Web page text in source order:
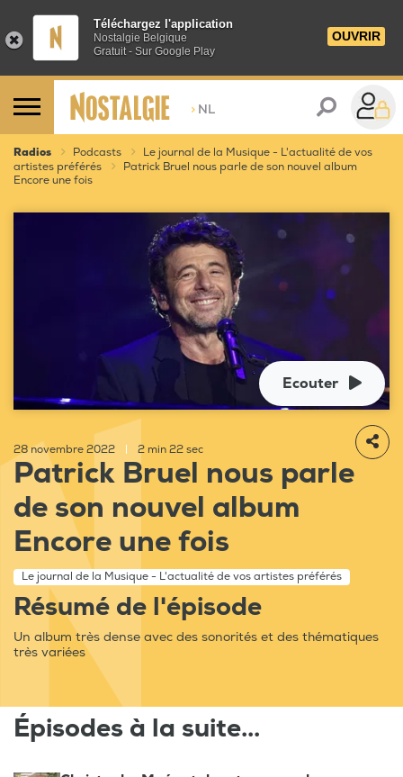
Téléchargez l'application
Nostalgie Belgique
Gratuit - Sur Google Play
OUVRIR
> NL
Radios Podcasts
Le journal de la Musique - L'actualité de vos
artistes préférés
Patrick Bruel nous parle de son nouvel album
Encore une fois
Ecouter
28 novembre 2022 2 min 22 sec
Patrick Bruel nous parle
de son nouvel album
Encore une fois
Le journal de la Musique - L'actualité de vos artistes préférés
Résumé de l'épisode
Un album très dense avec des sonorités et des thématiques
très variées
Épisodes à la suite...